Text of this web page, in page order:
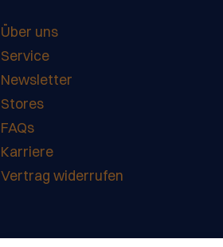
Über uns
Service
Newsletter
Stores
FAQs
Karriere
Vertrag widerrufen